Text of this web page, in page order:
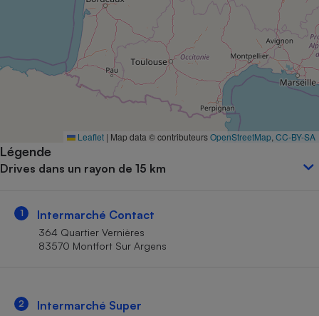
Leaflet | Map data © contributeursOpenStreetMap CC-BY-SA
Légende
Drives dans un rayon de 15 km
1 Intermarché Contact
364 Quartier Vernières
83570 Montfort Sur Argens
2 Intermarché Super
Complément
alimentaire
Assurance emprunteur
Banque
Petit électroménager -
Matelas
Mutuelle